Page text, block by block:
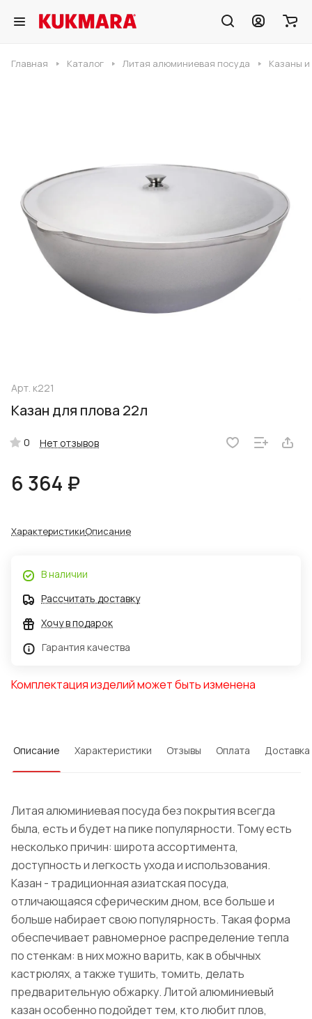
Главная Каталог Литая алюминиевая посуда Казаны
Арт. к221
Казан для плова 22л
0 Нет отзывов
6 364 ₽
ХарактеристикиОписание
В наличии
Рассчитать доставку
Хочу в подарок
Гарантия качества
Комплектация изделий может быть изменена
Описание Характеристики Отзывы Оплата Доставка
Литая алюминиевая посуда без покрытия всегда
была, есть и будет на пике популярности. Тому есть
несколько причин: широта ассортимента,
доступность и легкость ухода и использования.
Казан - традиционная азиатская посуда,
отличающаяся сферическим дном, все больше и
больше набирает свою популярность. Такая форма
обеспечивает равномерное распределение тепла
по стенкам: в них можно варить, как в обычных
кастрюлях, а также тушить, томить, делать
предварительную обжарку. Литой алюминиевый
казан особенно подойдет тем, кто любит плов,